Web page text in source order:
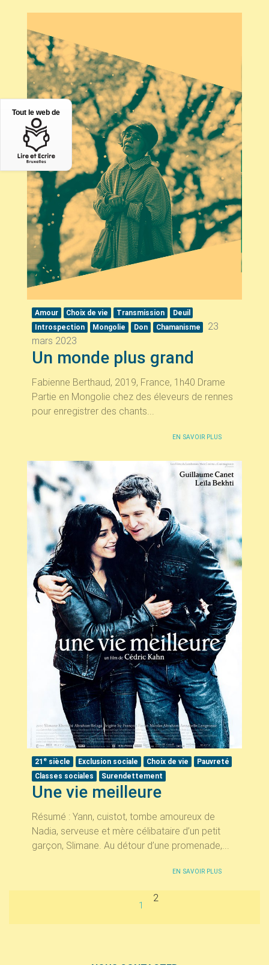
Amour Choix de vie Transmission
Deuil
Introspection
Mongolie Don Chamanisme
23
mars 2023
Un monde plus grand
Fabienne Berthaud, 2019, France, 1h40 Drame
Partie en Mongolie chez des éleveurs de rennes
pour enregistrer des chants...
EN SAVOIR PLUS
21 esiècle Exclusion sociale Choix de vie
Pauvreté
Classes sociales
Surendettement
Une vie meilleure
Résumé : Yann, cuistot, tombe amoureux de
Nadia, serveuse et mère célibataire d’un petit
garçon, Slimane. Au détour d’une promenade,...
EN SAVOIR PLUS
1
2
Tout le web de